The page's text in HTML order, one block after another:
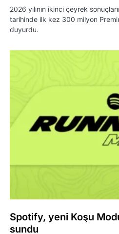
2026 yılının ikinci çeyrek
tarihinde ilk kez 300 milyon
duyurdu.
Spotify, yeni Koşu
sundu